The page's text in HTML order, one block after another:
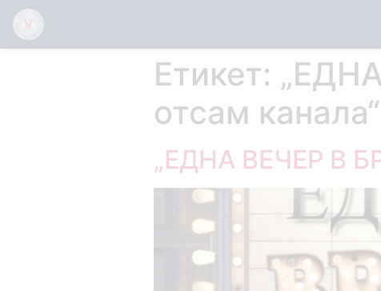
Етикет:
отсам
„ЕДНА ВЕЧЕР В